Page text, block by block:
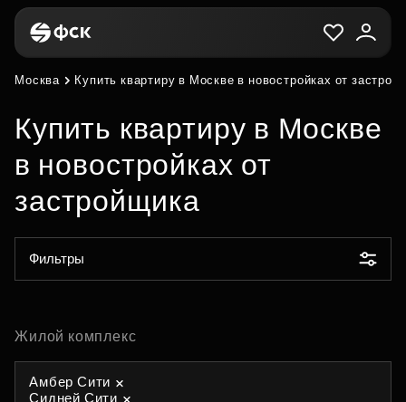
Москва Купить квартиру в Москве в новостройках от
Купить квартиру в Москве
в новостройках от
застройщика
Фильтры
Жилой комплекс
Амбер Сити
Сидней Сити